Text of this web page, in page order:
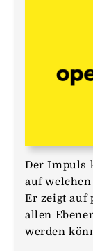
Der Impuls
auf
Er zeigt auf
allen
werden